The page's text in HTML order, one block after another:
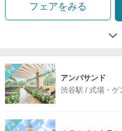
フェアをみる
アンパサンド
渋谷駅 / 式場・ゲ